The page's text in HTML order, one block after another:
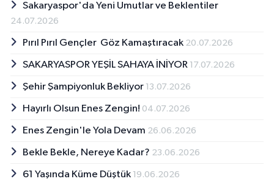
Sakaryaspor'da Yeni Umutlar ve Beklentiler
24.07.2026
Pırıl Pırıl Gençler Göz Kamaştıracak 20.07.2026
SAKARYASPOR YEŞİL SAHAYA İNİYOR 17.07.2026
Şehir Şampiyonluk Bekliyor 13.07.2026
Hayırlı Olsun Enes Zengin! 04.07.2026
Enes Zengin'le Yola Devam 26.06.2026
Bekle Bekle, Nereye Kadar? 23.06.2026
61 Yaşında Küme Düştük 19.06.2026